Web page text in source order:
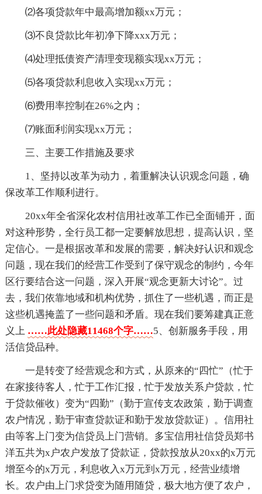
⑵各项贷款年中最高增加额xx万元；
⑶不良贷款比年初净下降xxx万元；
⑷处理抵债资产清理变现额实现xx万元；
⑸各项贷款利息收入实现xx万元；
⑹费用率控制在26%之内；
⑺账面利润实现xx万元；
三、主要工作措施及要求
1、坚持以改革为动力，着重解决认识观念问题，确
保改革工作顺利进行。
20xx年全省深化农村信用社改革工作已全面铺开，面
对这种形势，全行员工都一定要解放思想，提高认识，坚
定信心。一是根据改革和发展的需要，解决好认识和观念
问题，现在我们的经营工作受到了保守观念的制约，今年
区行要结合这一问题，深入开展“观念更新大讨论”。过
去，我们依靠地域和机构优势，抓住了一些机遇，而正是
这些机遇掩盖了一些问题和矛盾。现在我们要筹建真正意
义上 ……此处隐藏11468个字……5、创新服务手段，用
活信贷品种。
一是转变了经营观念和方式，从原来的“四忙”（忙于
在家接待客人，忙于工作汇报，忙于发放关系户贷款，忙
于贷款催收）变为“四勤”（勤于宣传支农政策，勤于调查
农户情况，勤于审查贷款证和勤于发放贷款证）。信用社
由等客上门变为信贷员上门营销。多宝信用社信贷员郑书
洋五共为x户农户发放了贷款证，贷款投放从20xx的x万元
增至今的x万元，利息收入x万元到x万元，经营业绩增
长。农户由上门求贷变为随用随贷，极大地方便了农户，